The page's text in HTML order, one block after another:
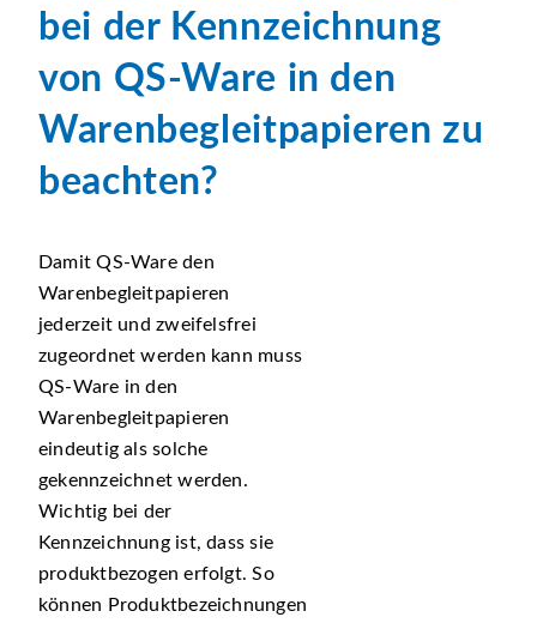
bei der Kennzeichnung
von QS-Ware in den
Warenbegleitpapieren zu
beachten?
Damit QS-Ware den
Warenbegleitpapieren
jederzeit und zweifelsfrei
zugeordnet werden kann muss
QS-Ware in den
Warenbegleitpapieren
eindeutig als solche
gekennzeichnet werden.
Wichtig bei der
Kennzeichnung ist, dass sie
produktbezogen erfolgt. So
können Produktbezeichnungen